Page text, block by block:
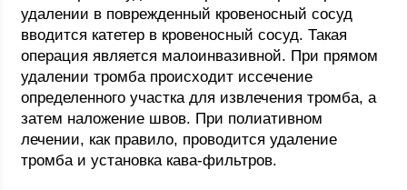
удалении в поврежденный кровеносный сосуд
вводится катетер в кровеносный сосуд. Такая
операция является малоинвазивной. При прямом
удалении тромба происходит иссечение
определенного участка для извлечения тромба, а
затем наложение швов. При полиативном
лечении, как правило, проводится удаление
тромба и установка кава-фильтров.